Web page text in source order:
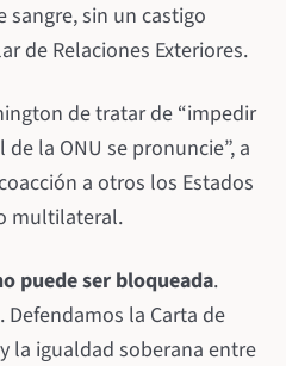
sangre, sin un castigo
de Relaciones Exteriores.
de tratar de “impedir
la ONU se pronuncie”, a
a otros los Estados
multilateral.
puede ser bloqueada.
la Carta de
la igualdad soberana entre